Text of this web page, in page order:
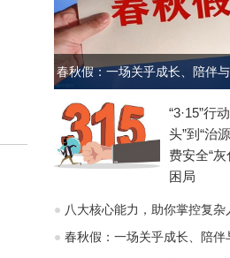
春秋假：一场关乎成长、陪伴
“3·15”行
头”到“治
费安全“
困局